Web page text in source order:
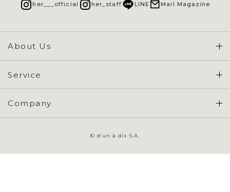
About Us
Concept & Overview
Service
会員登録 / ログイン
ご利用ガイド
お問い合わせ
Company
her___official her_staff LINE Mail Magazine
© d’un à dix S.A.